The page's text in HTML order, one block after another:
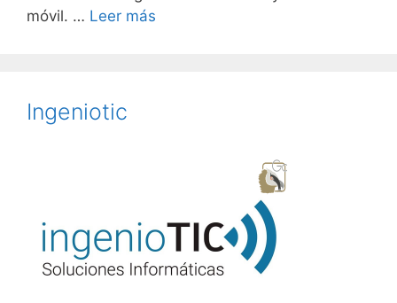
móvil. … Leer más
Ingeniotic